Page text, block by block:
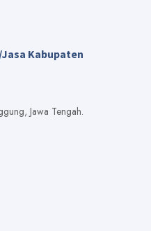
Kabupaten
Jawa Tengah.